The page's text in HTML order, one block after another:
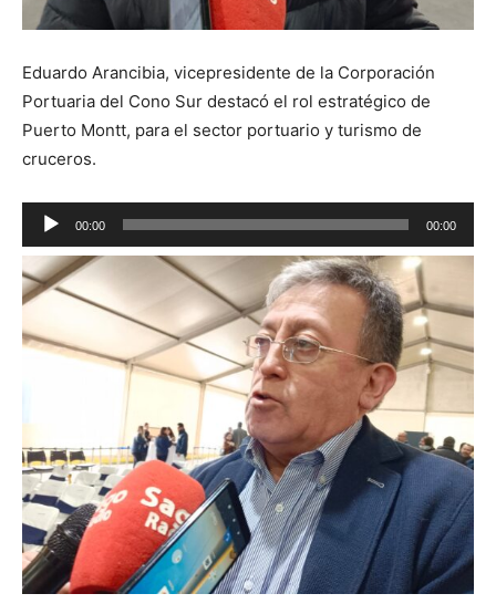
Eduardo Arancibia, vicepresidente de la Corporación
Portuaria del Cono Sur destacó el rol estratégico de
Puerto Montt, para el sector portuario y turismo de
cruceros.
Reproductor
de
audio
00:00 00:00